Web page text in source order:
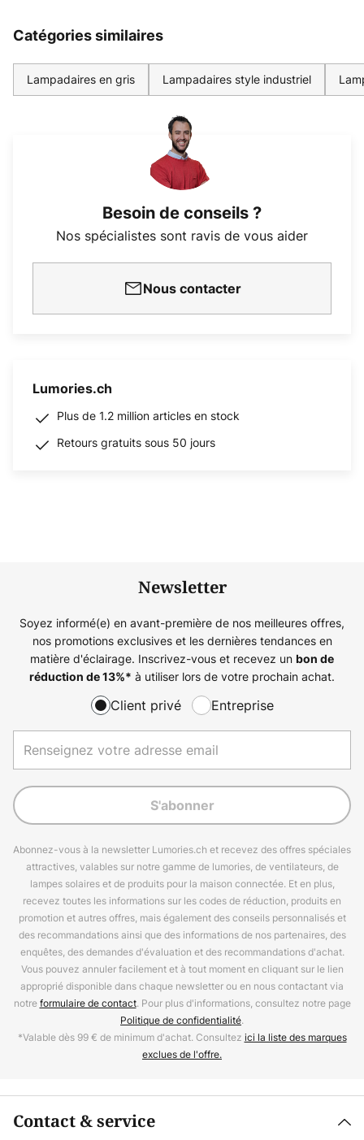
Catégories similaires
Lampadaires en gris Lampadaires style industriel
Besoin de conseils ?
Nos spécialistes sont ravis de vous aider
Nous contacter
Lumories.ch
Plus de 1.2 million articles en stock
Retours gratuits sous 50 jours
Newsletter
Soyez informé(e) en avant-première de nos meilleures offres,
nos promotions exclusives et les dernières tendances en
matière d'éclairage. Inscrivez-vous et recevez un bon de
réduction de13%* à utiliser lors de votre prochain achat.
Client privé Entreprise
S'abonner
Abonnez-vous à la newsletter Lumories.ch et recevez des offres spéciales
attractives, valables sur notre gamme de lumories, de ventilateurs, de
lampes solaires et de produits pour la maison connectée. Et en plus,
recevez toutes les informations sur les codes de réduction, produits en
promotion et autres offres, mais également des conseils personnalisés et
des recommandations ainsi que des informations de nos partenaires, des
enquêtes, des demandes d'évaluation et des recommandations d'achat.
Vous pouvez annuler facilement et à tout moment en cliquant sur le lien
approprié disponible dans chaque newsletter ou en nous contactant via
notreformulaire de contact. Pour plus d'informations, consultez notre page
Politique de confidentialité.
*Valable dès 99 € de minimum d'achat. Consultez ici la liste des marques
exclues de l'offre.
Contact & service